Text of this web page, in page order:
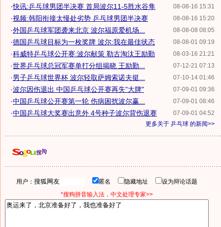
08-08-16 15:31
·快讯:乒乓球男团半决赛 首局波尔11-5胜水谷隼
08-08-16 15:20
·视频:韩阳衔接太慢处劣势 乒乓球男团半决赛
08-08-08 08:05
·外国乒乓球军团袭来北京 波尔福原爱机场...
08-08-01 09:19
·德国乒乓球目标为一枚奖牌 波尔:我在最佳状态
08-03-16 21:21
·科威特乒乓球公开赛:波尔献策 勒古淘汰王励勤
07-12-21 07:13
·世界乒乓球总冠军赛单打分组揭晓 王励勤...
07-10-14 01:46
·男子乒乓球世界杯 波尔轻取萨姆索诺夫挺...
07-09-01 09:36
·波尔因伤退出 中国乒乓球公开赛再失"大牌"
07-09-01 08:46
·中国乒乓球公开赛第一轮 伤病困扰波尔赢...
07-09-01 04:52
·中国乒乓球大奖赛出意外 4号种子波尔背伤退赛
更多关于 乒乓球 的新闻>>
用户： 匿名 隐藏地址
设为辩论话题
*搜狗拼音输入法，中文处理专家>>